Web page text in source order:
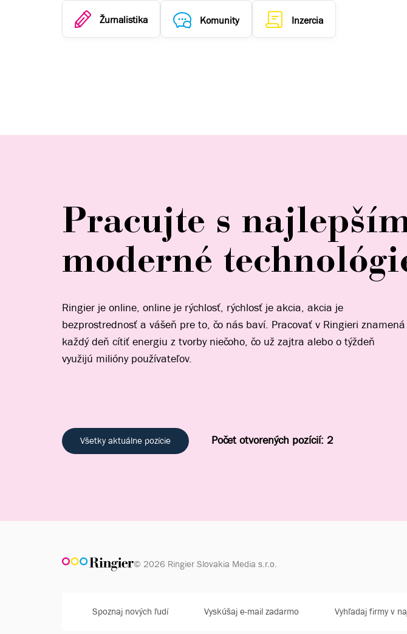
Žurnalistika Komunity Inzercia
Pracujte s
moderné
Ringier je online, online je rýchlosť, rýchlosť je akcia, akcia je
bezprostrednosť a vášeň pre to, čo nás baví. Pracovať v Ringieri znamená
každý deň cítiť energiu z tvorby niečoho, čo už zajtra alebo o týždeň
využijú milióny používateľov.
Všetky aktuálne pozície Počet otvorených pozícií: 2
© 2026 Ringier Slovakia Media s.r.o.
Spoznaj nových ľudí Vyskúšaj e-mail zadarmo Vyhľadaj firmy v